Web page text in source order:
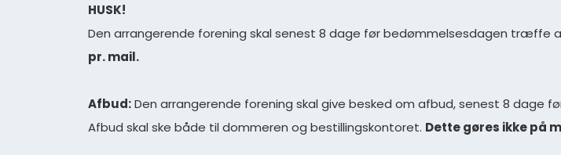
HUSK!
Den arrangerende forening skal senest 8 dage før bedømmelsesdagen
pr. mail.
Afbud:Den arrangerende forening skal give besked om afbud, senest 8 dage
Afbud skal ske både til dommeren og bestillingskontoret. Dette gøres ikke på